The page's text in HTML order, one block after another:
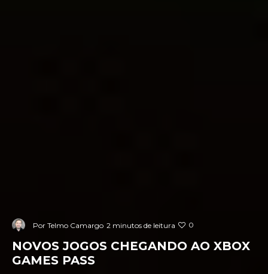
Por Telmo Camargo 2 minutos de leitura 0
NOVOS JOGOS CHEGANDO AO XBOX
GAMES PASS